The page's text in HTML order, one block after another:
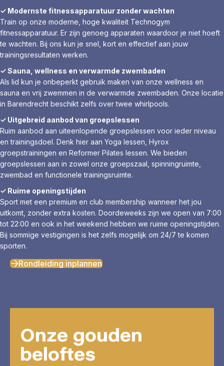
✓ Modernste fitnessapparatuur zonder wachten
Train op onze moderne, hoge kwaliteit Technogym
fitnessapparatuur. Er zijn genoeg apparaten waardoor je niet hoeft
te wachten. Bij ons kun je snel, kort en effectief aan jouw
trainingsresultaten werken.
✓ Sauna, wellness en verwarmde zwembaden
Als lid kun je onbeperkt gebruik maken van onze wellness en
sauna en vrij zwemmen in de verwarmde zwembaden. Onze locatie
in Barendrecht beschikt zelfs over twee whirlpools.
✓ Uitgebreid aanbod van groepslessen
Ruim aanbod aan uiteenlopende groepslessen voor ieder niveau
en trainingsdoel. Denk hier aan Yoga lessen, Hyrox
groepstrainingen en Reformer Pilates lessen. We bieden
groepslessen aan in zowel onze groepszaal, spinningruimte,
zwembad en functionele trainingsruimte.
✓ Ruime openingstijden
Sport met een premium en club membership wanneer het jou
uitkomt, zonder extra kosten. Doordeweeks zijn we open van 7:00
tot 22:00 en ook in het weekend hebben we ruime openingstijden.
Bij sommige vestigingen is het zelfs mogelijk om 24/7 te komen
sporten.
Rondleiding inplannen
Onze gouden
beloftes